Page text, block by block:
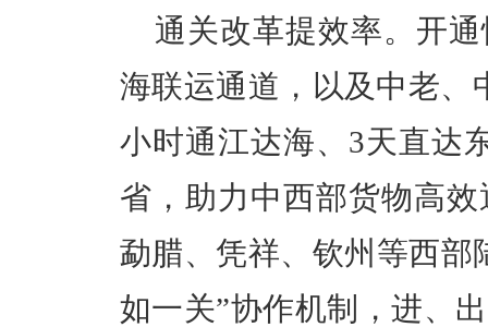
通关改革提效率。开
海联运通道，以及中老、
小时通江达海、3天直达
省，助力中西部货物高
勐腊、凭祥、钦州等西部
如一关”协作机制，进、